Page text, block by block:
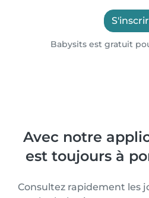
Babysits est gratuit
Avec notre
est toujours à
Consultez rapidement les